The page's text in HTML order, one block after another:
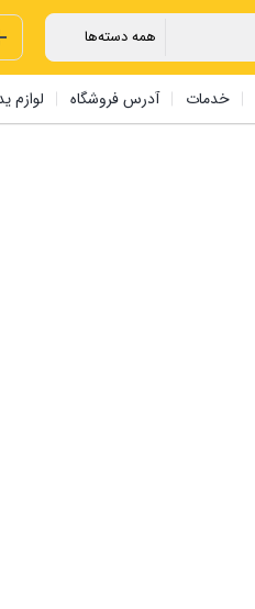
خدمات آدرس فروشگاه لوازم